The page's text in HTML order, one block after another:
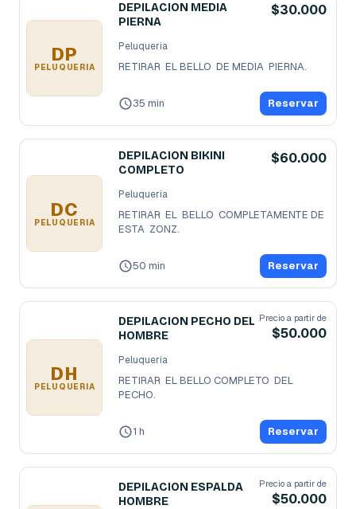
DP
PELUQUERIA
DEPILACION MEDIA
PIERNA
$30.000
Peluqueria
RETIRAR  EL BELLO  DE MEDIA  PIERNA.
35 min Reservar
DC
PELUQUERIA
DEPILACION BIKINI
COMPLETO
$60.000
Peluqueria
RETIRAR  EL  BELLO  COMPLETAMENTE DE
ESTA  ZONZ.
50 min Reservar
DH
PELUQUERIA
DEPILACION PECHO DEL
HOMBRE
Precio a partir de
$50.000
Peluqueria
RETIRAR  EL BELLO COMPLETO  DEL
PECHO.
1 h Reservar
DEPILACION ESPALDA
HOMBRE
Precio a partir de
$50.000